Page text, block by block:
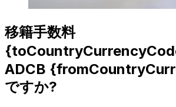
移籍手数料
ADCB
ですか?